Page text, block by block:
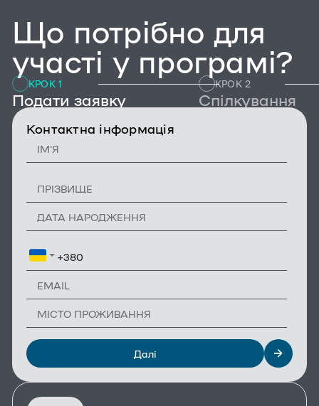
Що потрібно для
участі у програмі?
КРОК 1
Подати заявку
КРОК 2
Спілкування
Контактна інформація
Далі